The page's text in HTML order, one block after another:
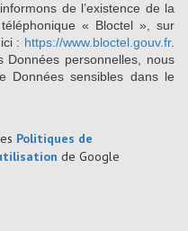
de l’existence de la
« Bloctel », sur
: https://www.bloctel.gouv.fr.
personnelles, nous
Données sensibles dans le
Politiques de
de Google